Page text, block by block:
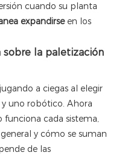
cuando su planta
expandirse en los
sobre la paletización
a ciegas al elegir
uno robótico. Ahora
cada sistema,
y cómo se suman
de las